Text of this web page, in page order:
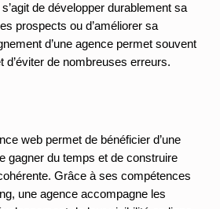
de développer durablement sa
prospects ou d’améliorer sa
d’une agence permet souvent
d’éviter de nombreuses erreurs.
web permet de bénéficier d’une
gagner du temps et de construire
Grâce à ses compétences
une agence accompagne les